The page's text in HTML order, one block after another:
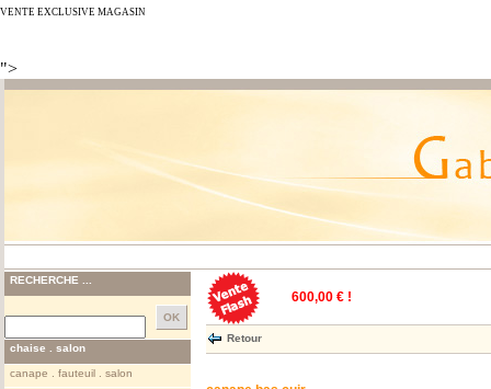
VENTE EXCLUSIVE MAGASIN
">
RECHERCHE ...
chaise . salon
canape . fauteuil . salon
600,00 € !
Retour